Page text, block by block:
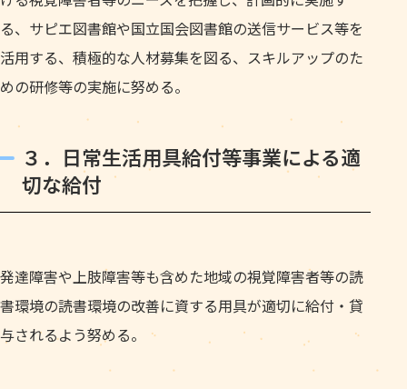
る、サピエ図書館や国立国会図書館の送信サービス等を
活用する、積極的な人材募集を図る、スキルアップのた
めの研修等の実施に努める。
３．日常生活用具給付等事業による適
切な給付
発達障害や上肢障害等も含めた地域の視覚障害者等の読
書環境の読書環境の改善に資する用具が適切に給付・貸
与されるよう努める。